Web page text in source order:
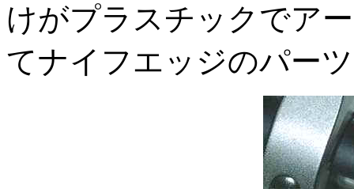
けがプラスチックでア
てナイフエッジのパー